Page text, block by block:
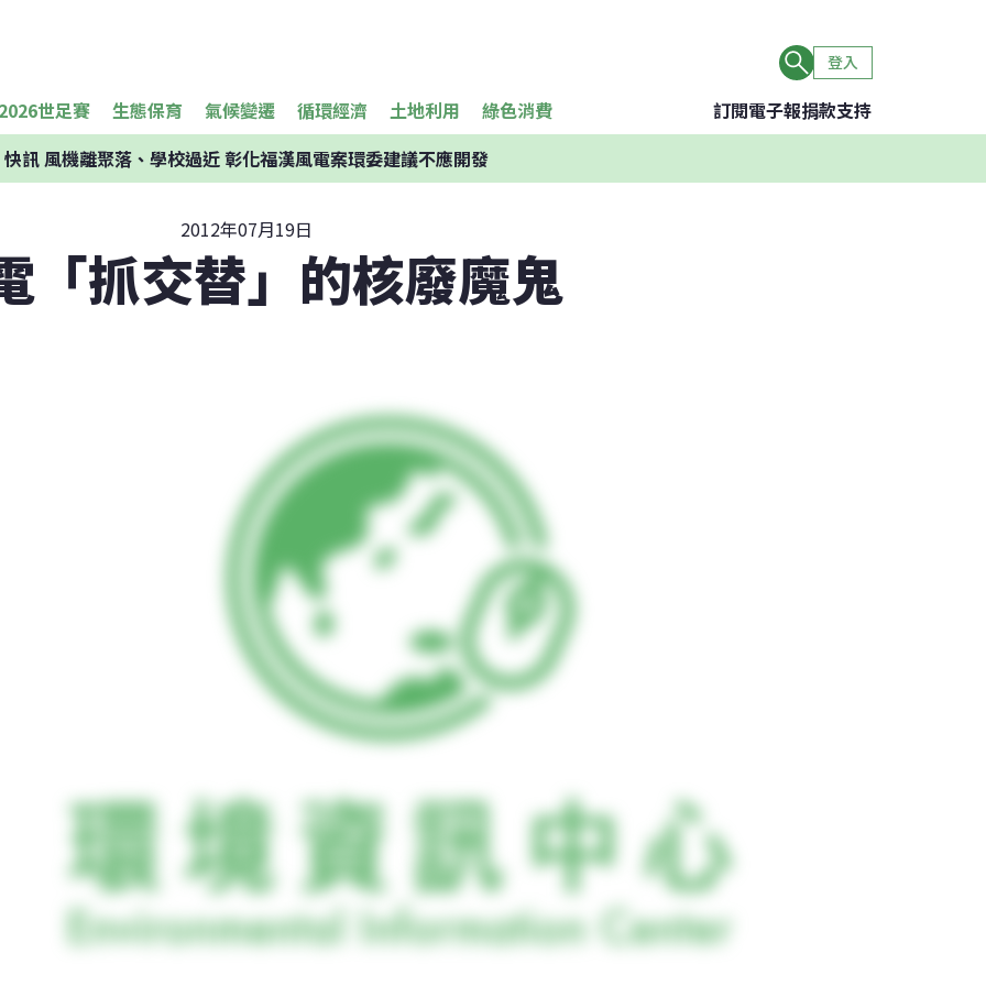
登入
世足賽 生態保育 氣候變遷 循環經濟 土地利用 綠色消費 訂閱電子報捐款支持
快訊風機離聚落、學校過近 彰化福漢風電案環委建議不應開發
2012年07月19日
「抓交替」的核廢魔鬼